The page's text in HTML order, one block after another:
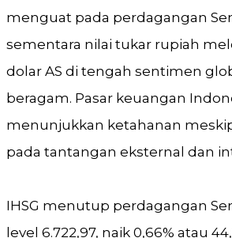
menguat pada perdagangan
sementara nilai tukar rupiah
dolar AS di tengah sentimen
beragam. Pasar keuangan
menunjukkan ketahanan
pada tantangan eksternal dan
IHSG menutup perdagangan
level 6.722,97, naik 0,66% atau